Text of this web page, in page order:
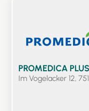
PROMEDICA
Im Vogelacker 12,